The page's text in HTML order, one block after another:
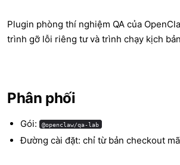
Plugin phòng thí nghiệm QA của
trình gỡ lỗi riêng tư và trình chạy kịch
Phân phối
Gói: @openclaw/qa-lab
Đường cài đặt: chỉ từ bản checkout